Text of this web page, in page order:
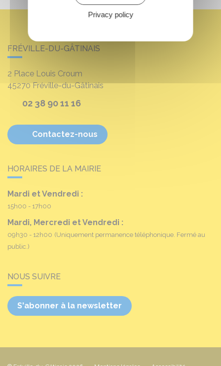
FRÉVILLE-DU-GÂTINAIS
2 Place Louis Croum
45270 Fréville-du-Gâtinais
02 38 90 11 16
Contactez-nous
HORAIRES DE LA MAIRIE
Mardi et Vendredi :
15h00 - 17h00
Mardi, Mercredi et Vendredi :
09h30 - 12h00 (Uniquement permanence téléphonique. Fermé au
public.)
NOUS SUIVRE
S'abonner à la newsletter
Privacy policy